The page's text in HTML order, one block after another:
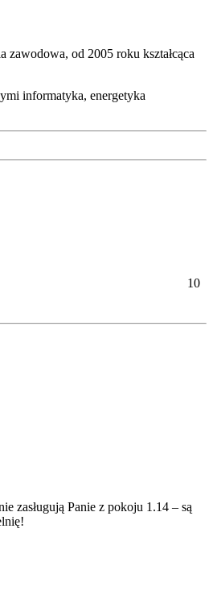
zawodowa, od 2005 roku kształcąca
informatyka, energetyka
10
zasługują Panie z pokoju 1.14 – są